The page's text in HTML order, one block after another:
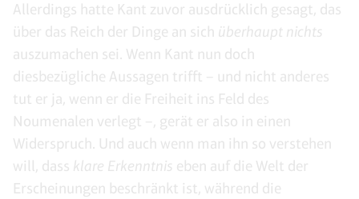
Allerdings hatte Kant zuvor ausdrücklich gesagt, das
über das Reich der Dinge an sich überhaupt nichts
auszumachen sei. Wenn Kant nun doch
diesbezügliche Aussagen trifft – und nicht anderes
tut er ja, wenn er die Freiheit ins Feld des
Noumenalen verlegt –, gerät er also in einen
Widerspruch. Und auch wenn man ihn so verstehen
will, dass klare Erkenntnis eben auf die Welt der
Erscheinungen beschränkt ist, während die